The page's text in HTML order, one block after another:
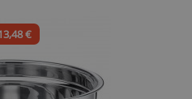
€